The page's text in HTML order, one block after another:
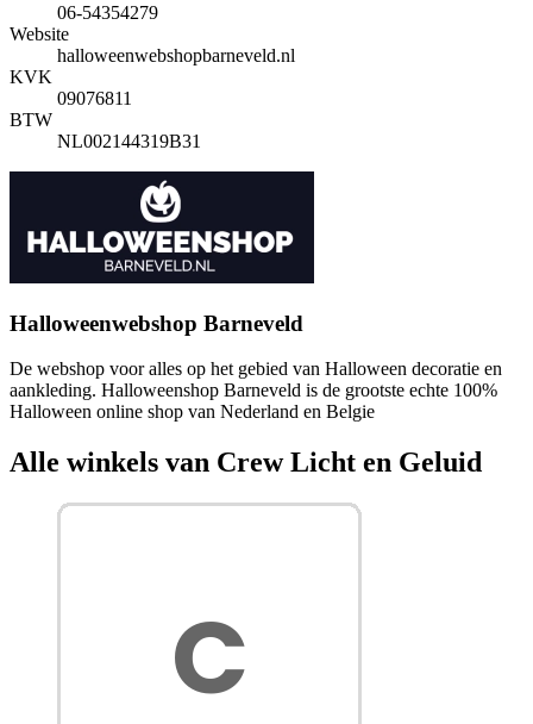
06-54354279
Website
halloweenwebshopbarneveld.nl
KVK
09076811
BTW
NL002144319B31
Halloweenwebshop Barneveld
De webshop voor alles op het gebied van Halloween decoratie en
aankleding. Halloweenshop Barneveld is de grootste echte 100%
Halloween online shop van Nederland en Belgie
Alle winkels van Crew Licht en Geluid